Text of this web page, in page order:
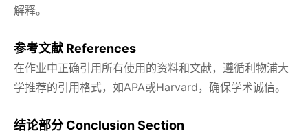
解释。
参考文献 References
在作业中正确引用所有使用的资料和文献，遵循利物浦大
学推荐的引用格式，如APA或Harvard，确保学术诚信。
结论部分 Conclusion Section